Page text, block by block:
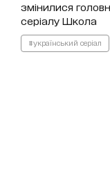
змінилися
серіалу Школа
#український серіал